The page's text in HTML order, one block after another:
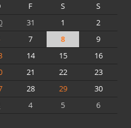
F S
S
31 1
2
7 8
9
14 15
16
21 22
23
28 29
30
4 5 6